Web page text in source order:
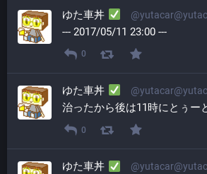
ゆた車丼
--- 2017/05/11 23:00 ---
0
ゆた車丼
治ったから後は11時にとぅー
0
ゆた車丼